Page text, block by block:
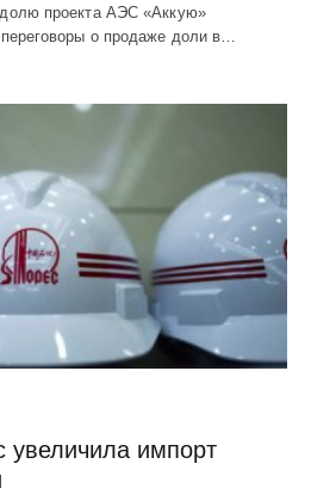
проекта АЭС «Аккую»
о продаже доли в…
увеличила импорт